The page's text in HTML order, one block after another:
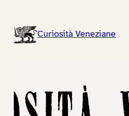
contenutoCuriosità Veneziane